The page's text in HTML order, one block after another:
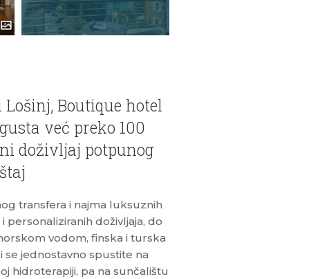
Boutique hotel
već preko 100
doživljaj potpunog
transfera i najma luksuznih
personaliziranih doživljaja, do
vodom, finska i turska
se jednostavno spustite na
hidroterapiji, pa na sunčalištu